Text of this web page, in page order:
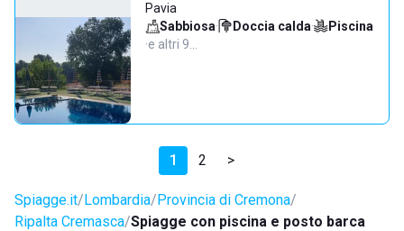
Pavia
Sabbiosa· Doccia calda·
Piscina
·e altri 9…
1 2 >
Spiagge.it Lombardia Provincia di Cremona
Ripalta Cremasca Spiagge con piscina e posto barca